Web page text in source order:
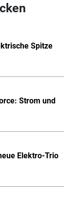
Spitze
Strom und
Elektro-Trio